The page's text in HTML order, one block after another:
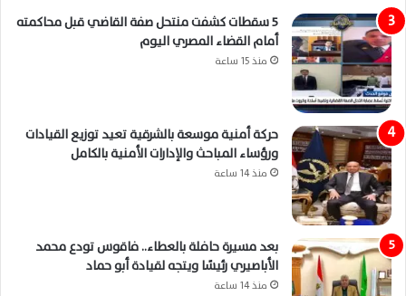
5 سقطات كشفت منتحل صفة القاضي قبل محاكمته
أمام القضاء المصري اليوم
منذ 15 ساعة
حركة أمنية موسعة بالشرقية تعيد توزيع القيادات
ورؤساء المباحث والإدارات الأمنية بالكامل
منذ 14 ساعة
بعد مسيرة حافلة بالعطاء.. فاقوس تودع محمد
الأباصيري رئيسًا ويتجه لقيادة أبو حماد
منذ 14 ساعة